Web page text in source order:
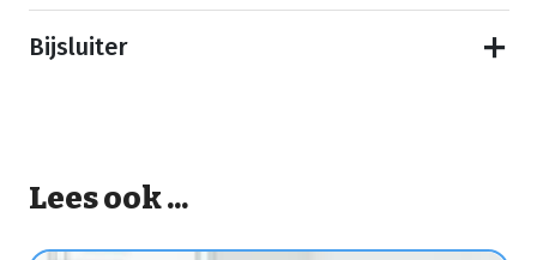
Bijsluiter
Lees ook ...